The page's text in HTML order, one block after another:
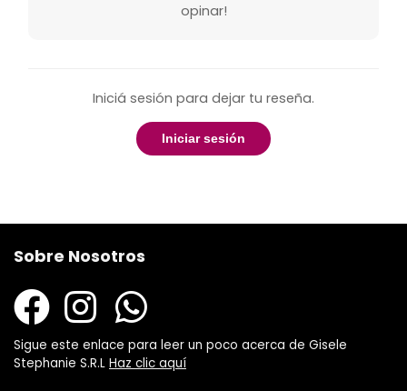
opinar!
Iniciá sesión para dejar tu reseña.
Iniciar sesión
Sobre Nosotros
Sigue este enlace para leer un poco acerca de Gisele
Stephanie S.R.L Haz clic aquí